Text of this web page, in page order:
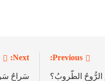
Previous:
الرُّوحُ الطّروبُ؟
Next:
سَراحٌ